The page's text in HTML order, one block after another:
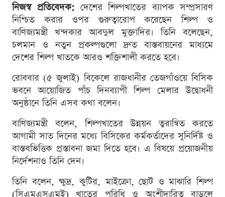
নিজস্ব প্রতিবেদক: দেশের শিল্পখাতের ব্যাপক সম্প্রসারণ
নিশ্চিত করার ওপর গুরুত্বারোপ করেছেন শিল্প ও
বাণিজ্যমন্ত্রী খন্দকার আবদুল মুক্তাদির। তিনি বলেছেন,
চলমান ও নতুন প্রকল্পগুলো দ্রুত বাস্তবায়নের মাধ্যমে
দেশের শিল্প খাতকে আরও শক্তিশালী করতে হবে।
রোববার (৫ জুলাই) বিকেলে রাজধানীর তেজগাঁওয়ে বিসিক
ভবনে আয়োজিত পাঁচ দিনব্যাপী শিল্প মেলার উদ্বোধনী
অনুষ্ঠানে তিনি এসব কথা বলেন।
বাণিজ্যমন্ত্রী বলেন, শিল্পখাতের উন্নয়ন ত্বরান্বিত করতে
আগামী সাত দিনের মধ্যে বিসিকের কর্মকর্তাদের সুনির্দিষ্ট ও
বাস্তবভিত্তিক প্রস্তাবনা জমা দিতে হবে। এ বিষয়ে প্রয়োজনীয়
নির্দেশনাও তিনি দেন।
তিনি বলেন, ক্ষুদ্র, কুটির, মাইক্রো, ছোট ও মাঝারি শিল্প
(সিএমএসএমই) খাতের পরিধি ও অংশীদারিত্ব বাড়লে